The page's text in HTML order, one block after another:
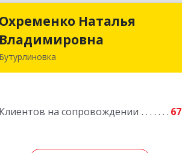
Охременко Наталья
Владимировна
Бутурлиновка
Клиентов на сопровождении 67
Охременко Наталья
Владимировна